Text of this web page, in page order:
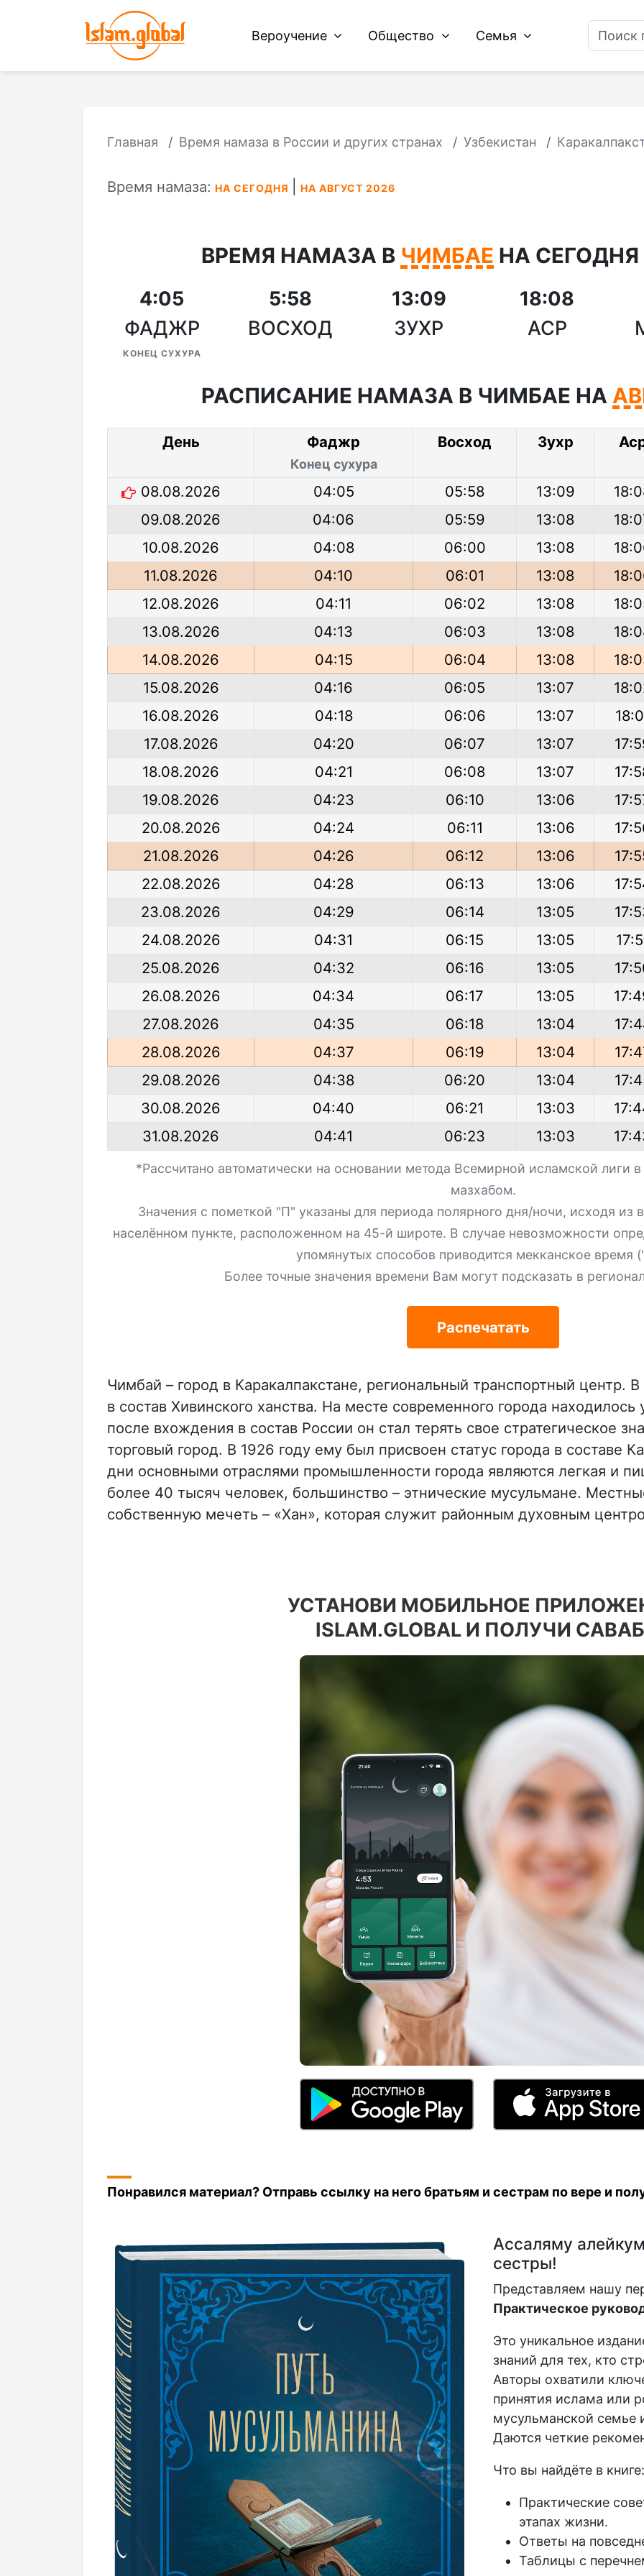
Вероучение Общество Семья
Главная Время намаза в России и других странах Узбекистан
Время намаза: НА СЕГОДНЯ НА АВГУСТ 2026
ВРЕМЯ НАМАЗА В ЧИМБАЕ НА СЕГОДНЯ
4:05
ФАДЖР
КОНЕЦ СУХУРА
5:58
ВОСХОД
13:09
ЗУХР
18:08
АСР
РАСПИСАНИЕ НАМАЗА В ЧИМБАЕ НА
День Фаджр
Конец сухура
Восход Зухр
08.08.2026 04:05 05:58 13:09
09.08.2026
04:06 05:59 13:08
10.08.2026
04:08 06:00 13:08
11.08.2026
04:10 06:01 13:08
12.08.2026
04:11 06:02 13:08
13.08.2026
04:13 06:03 13:08
14.08.2026
04:15 06:04 13:08
15.08.2026
04:16 06:05 13:07
16.08.2026
04:18 06:06 13:07
17.08.2026
04:20 06:07 13:07
18.08.2026
04:21 06:08 13:07
19.08.2026
04:23 06:10 13:06
20.08.2026
04:24 06:11 13:06
21.08.2026
04:26 06:12 13:06
22.08.2026
04:28 06:13 13:06
23.08.2026
04:29 06:14 13:05
24.08.2026
04:31 06:15 13:05
25.08.2026
04:32 06:16 13:05
26.08.2026
04:34 06:17 13:05
27.08.2026
04:35 06:18 13:04
28.08.2026
04:37 06:19 13:04
29.08.2026
04:38 06:20 13:04
30.08.2026
04:40 06:21 13:03
31.08.2026
04:41 06:23 13:03
*Рассчитано автоматически на основании метода Всемирной исламской лиги
мазхабом.
Значения с пометкой "П" указаны для периода полярного дня/ночи, исходя
населённом пункте, расположенном на 45-й широте. В случае невозможности
упомянутых способов приводится мекканское время
Более точные значения времени Вам могут подсказать в
Распечатать
Чимбай – город в Каракалпакстане, региональный транспортный центр.
в состав Хивинского ханства. На месте современного города
после вхождения в состав России он стал терять свое стратегическое
торговый город. В 1926 году ему был присвоен статус города в составе
дни основными отраслями промышленности города являются легкая и
более 40 тысяч человек, большинство – этнические мусульмане.
собственную мечеть – «Хан», которая служит районным духовным
УСТАНОВИ МОБИЛЬНОЕ
ISLAM.GLOBAL И ПОЛУЧИ
Понравился материал? Отправь ссылку на него братьям и сестрам по вере и
Ассаляму
сестры!
Представляем нашу
Практическое
Это уникальное
знаний для тех, кто
Авторы охватили
принятия ислама или
мусульманской семье
Даются четкие
Что вы найдёте в книге:
Практические
этапах жизни.
Ответы на
Таблицы с